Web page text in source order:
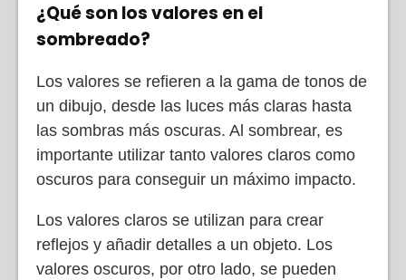
¿Qué son los valores en el
sombreado?
Los valores se refieren a la gama de tonos de
un dibujo, desde las luces más claras hasta
las sombras más oscuras. Al sombrear, es
importante utilizar tanto valores claros como
oscuros para conseguir un máximo impacto.
Los valores claros se utilizan para crear
reflejos y añadir detalles a un objeto. Los
valores oscuros, por otro lado, se pueden